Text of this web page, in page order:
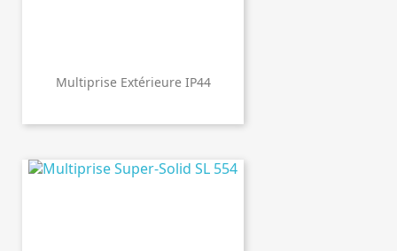
Multiprise Extérieure IP44